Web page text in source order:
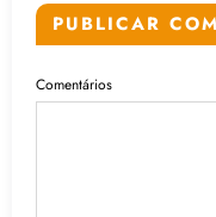
PUBLICAR
Comentários